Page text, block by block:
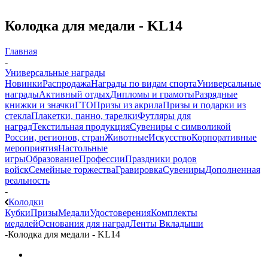
Колодка для медали - KL14
Главная
-
Универсальные награды
НовинкиРаспродажаНаграды по видам спортаУниверсальные
наградыАктивный отдыхДипломы и грамотыРазрядные
книжки и значкиГТОПризы из акрилаПризы и подарки из
стеклаПлакетки, панно, тарелкиФутляры для
наградТекстильная продукцияСувениры с символикой
России, регионов, странЖивотныеИскусствоКорпоративные
мероприятияНастольные
игрыОбразованиеПрофессииПраздники родов
войскСемейные торжестваГравировкаСувенирыДополненная
реальность
-
Колодки
КубкиПризыМедалиУдостоверенияКомплекты
медалейОснования для наградЛенты Вкладыши
-Колодка для медали - KL14